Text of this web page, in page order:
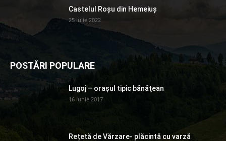
Castelul Roșu din Hemeiuș
25 iulie 2022
POSTĂRI POPULARE
Lugoj – orașul tipic bănăţean
16 iunie 2017
Rețetă de Vărzare- plăcintă cu varză